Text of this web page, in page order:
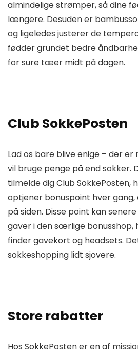
almindelige strømper, så dine
længere. Desuden er
og ligeledes justerer de
fødder grundet bedre
for sure tæer midt på dagen.
Club SokkePosten
Lad os bare blive enige – der
vil bruge penge på end sokker.
tilmelde dig Club SokkePosten,
optjener bonuspoint hver
på siden. Disse point kan
gaver i den særlige bonusshop,
finder gavekort og headsets.
sokkeshopping lidt sjovere.
Store rabatter
Hos SokkePosten er en af